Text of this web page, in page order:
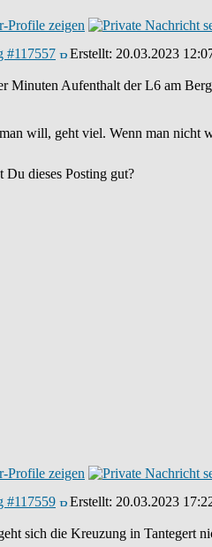
#117557 Erstellt: 20.03.2023
Minuten Aufenthalt der L6 am
will, geht viel. Wenn man nicht
Du dieses Posting gut?
#117559 Erstellt: 20.03.2023
sich die Kreuzung in Tantegert